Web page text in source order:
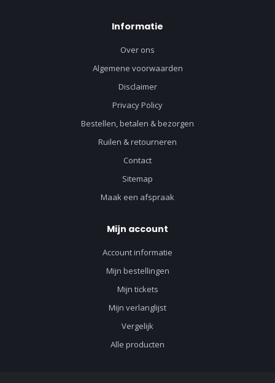
Informatie
Over ons
Algemene voorwaarden
Disclaimer
Privacy Policy
Bestellen, betalen & bezorgen
Ruilen & retourneren
Contact
Sitemap
Maak een afspraak
Mijn account
Account informatie
Mijn bestellingen
Mijn tickets
Mijn verlanglijst
Vergelijk
Alle producten